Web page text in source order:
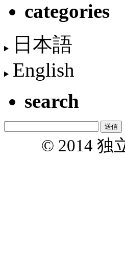
categories
日本語
English
search
© 2014 独